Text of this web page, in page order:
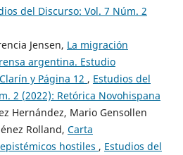
del Discurso: Vol. 7 Núm. 2
Jensen, La migración
argentina. Estudio
y Página 12 , Estudios del
2 (2022): Retórica Novohispana
Hernández, Mario Gensollen
Rolland, Carta
hostiles , Estudios del